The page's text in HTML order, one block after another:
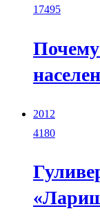
17495
2012
4180